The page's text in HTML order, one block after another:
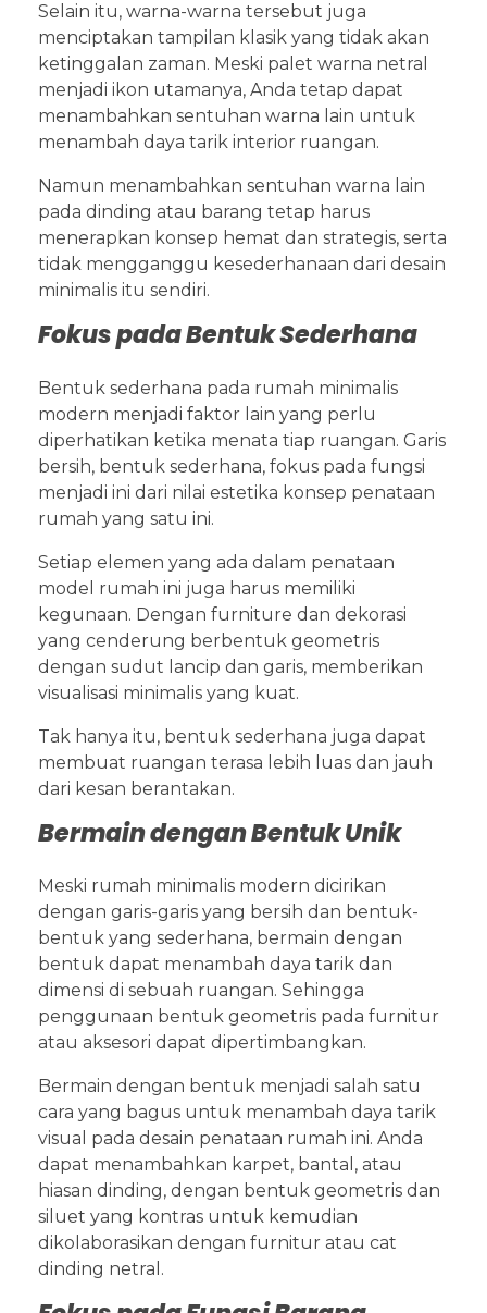
Selain itu, warna-warna tersebut juga
menciptakan tampilan klasik yang tidak akan
ketinggalan zaman. Meski palet warna netral
menjadi ikon utamanya, Anda tetap dapat
menambahkan sentuhan warna lain untuk
menambah daya tarik interior ruangan.
Namun menambahkan sentuhan warna lain
pada dinding atau barang tetap harus
menerapkan konsep hemat dan strategis, serta
tidak mengganggu kesederhanaan dari desain
minimalis itu sendiri.
Fokus pada Bentuk Sederhana
Bentuk sederhana pada rumah minimalis
modern menjadi faktor lain yang perlu
diperhatikan ketika menata tiap ruangan. Garis
bersih, bentuk sederhana, fokus pada fungsi
menjadi ini dari nilai estetika konsep penataan
rumah yang satu ini.
Setiap elemen yang ada dalam penataan
model rumah ini juga harus memiliki
kegunaan. Dengan furniture dan dekorasi
yang cenderung berbentuk geometris
dengan sudut lancip dan garis, memberikan
visualisasi minimalis yang kuat.
Tak hanya itu, bentuk sederhana juga dapat
membuat ruangan terasa lebih luas dan jauh
dari kesan berantakan.
Bermain dengan Bentuk Unik
Meski rumah minimalis modern dicirikan
dengan garis-garis yang bersih dan bentuk-
bentuk yang sederhana, bermain dengan
bentuk dapat menambah daya tarik dan
dimensi di sebuah ruangan. Sehingga
penggunaan bentuk geometris pada furnitur
atau aksesori dapat dipertimbangkan.
Bermain dengan bentuk menjadi salah satu
cara yang bagus untuk menambah daya tarik
visual pada desain penataan rumah ini. Anda
dapat menambahkan karpet, bantal, atau
hiasan dinding, dengan bentuk geometris dan
siluet yang kontras untuk kemudian
dikolaborasikan dengan furnitur atau cat
dinding netral.